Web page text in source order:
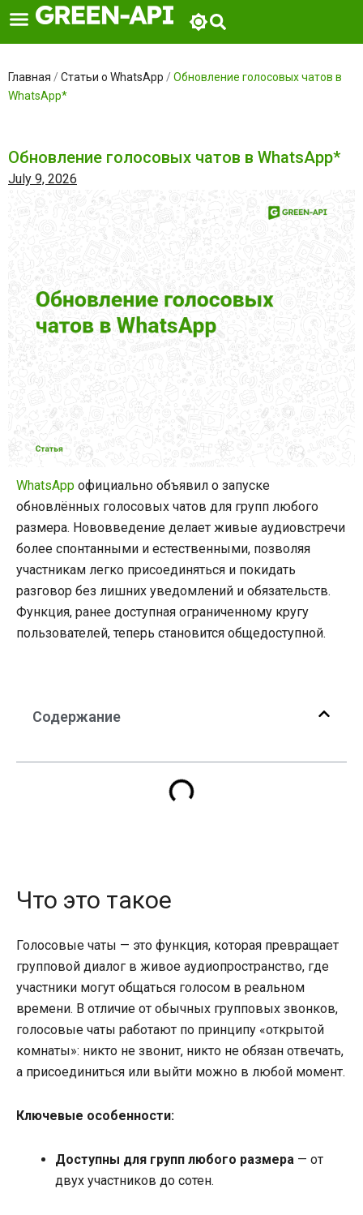
to
content
Главная / Статьи о WhatsApp / Обновление голосовых чатов в
WhatsApp*
Обновление голосовых чатов в WhatsApp*
July 9, 2026
WhatsApp официально объявил о запуске
обновлённых голосовых чатов для групп любого
размера. Нововведение делает живые аудиовстречи
более спонтанными и естественными, позволяя
участникам легко присоединяться и покидать
разговор без лишних уведомлений и обязательств.
Функция, ранее доступная ограниченному кругу
пользователей, теперь становится общедоступной.
Содержание
Что это такое
Голосовые чаты — это функция, которая превращает
групповой диалог в живое аудиопространство, где
участники могут общаться голосом в реальном
времени. В отличие от обычных групповых звонков,
голосовые чаты работают по принципу «открытой
комнаты»: никто не звонит, никто не обязан отвечать,
а присоединиться или выйти можно в любой момент.
Ключевые особенности:
Доступны для групп любого размера — от
двух участников до сотен.